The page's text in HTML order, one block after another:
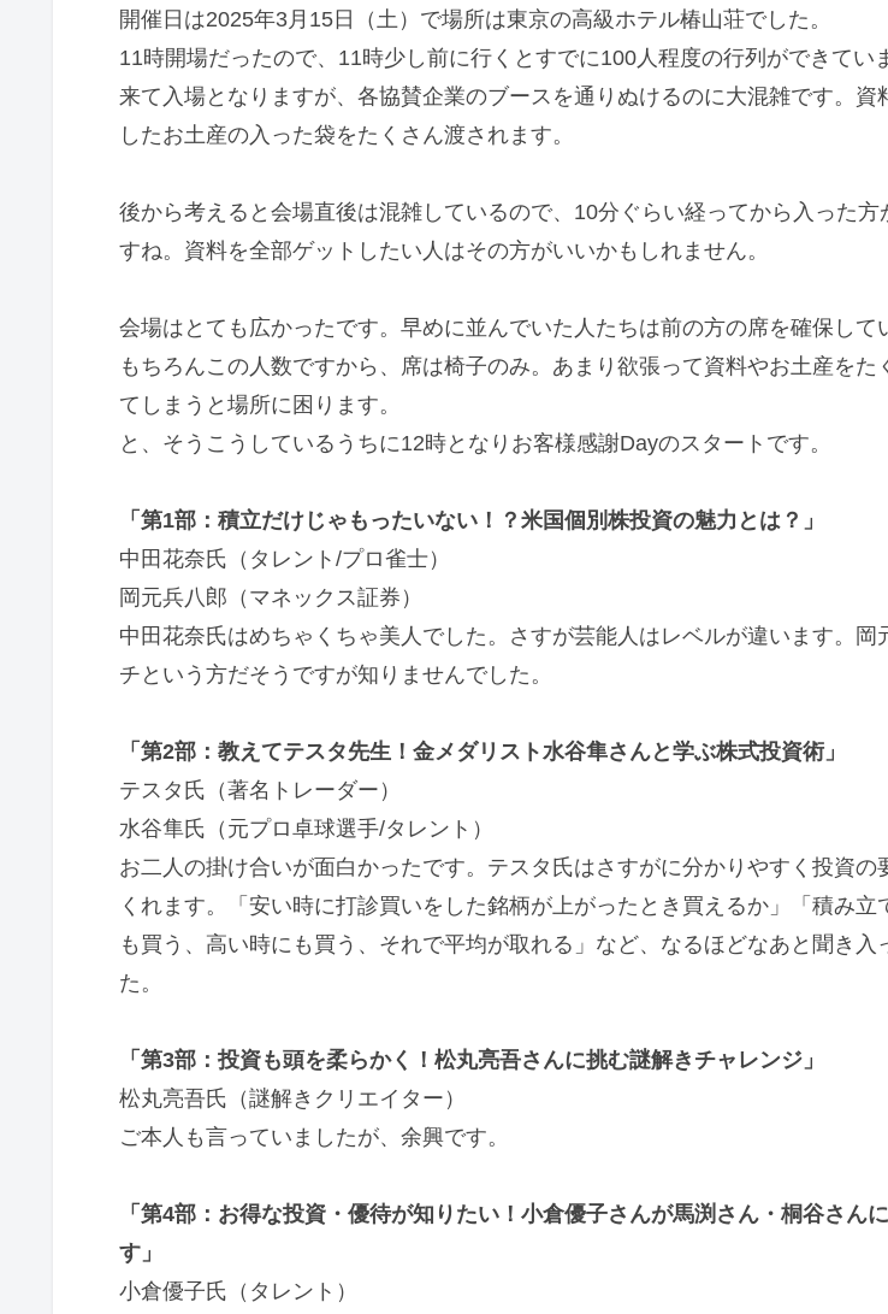
開催日は2025年3月15日（土）で場所は東京の高級ホテル椿山荘でした。
11時開場だったので、11時少し前に行くとすでに100人程度の行列ができてい
来て入場となりますが、各協賛企業のブースを通りぬけるのに大混雑です。資
したお土産の入った袋をたくさん渡されます。
後から考えると会場直後は混雑しているので、10分ぐらい経ってから入った方
すね。資料を全部ゲットしたい人はその方がいいかもしれません。
会場はとても広かったです。早めに並んでいた人たちは前の方の席を確保して
もちろんこの人数ですから、席は椅子のみ。あまり欲張って資料やお土産をた
てしまうと場所に困ります。
と、そうこうしているうちに12時となりお客様感謝Dayのスタートです。
「第1部：積立だけじゃもったいない！？米国個別株投資の魅力とは？」
中田花奈氏（タレント/プロ雀士）
岡元兵八郎（マネックス証券）
中田花奈氏はめちゃくちゃ美人でした。さすが芸能人はレベルが違います。岡
チという方だそうですが知りませんでした。
「第2部：教えてテスタ先生！金メダリスト水谷隼さんと学ぶ株式投資術」
テスタ氏（著名トレーダー）
水谷隼氏（元プロ卓球選手/タレント）
お二人の掛け合いが面白かったです。テスタ氏はさすがに分かりやすく投資の
くれます。「安い時に打診買いをした銘柄が上がったとき買えるか」「積み立
も買う、高い時にも買う、それで平均が取れる」など、なるほどなあと聞き入
た。
「第3部：投資も頭を柔らかく！松丸亮吾さんに挑む謎解きチャレンジ」
松丸亮吾氏（謎解きクリエイター）
ご本人も言っていましたが、余興です。
「第4部：お得な投資・優待が知りたい！小倉優子さんが馬渕さん・桐谷さん
す」
小倉優子氏（タレント）